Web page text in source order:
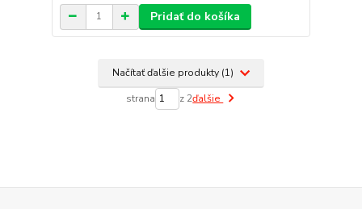
Pridať do košíka
Načítať ďalšie produkty (1)
strana z 2ďalšie